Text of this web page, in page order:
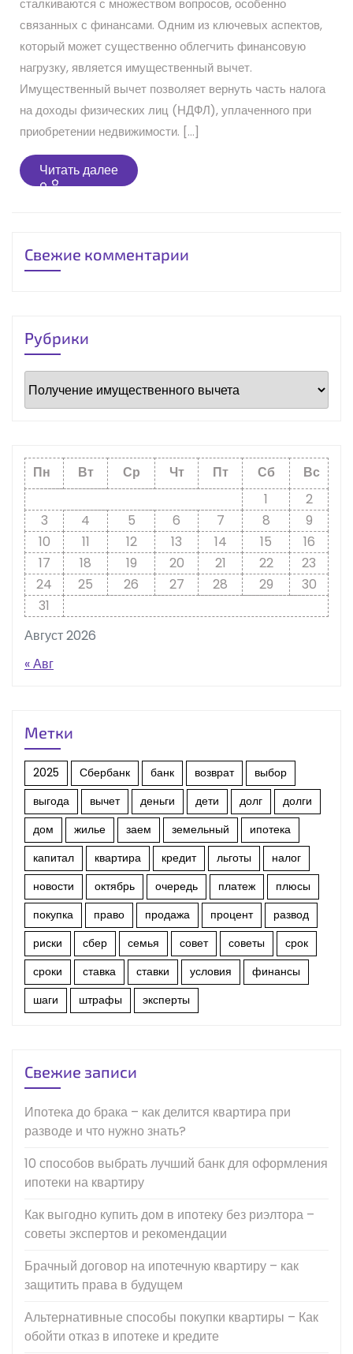
сталкиваются с множеством вопросов, особенно
связанных с финансами. Одним из ключевых аспектов,
который может существенно облегчить финансовую
нагрузку, является имущественный вычет.
Имущественный вычет позволяет вернуть часть налога
на доходы физических лиц (НДФЛ), уплаченного при
приобретении недвижимости. […]
Читать далееЧитать
далее
Свежие комментарии
Рубрики
Рубрики
Август 2026
Пн Вт Ср Чт Пт Сб
Вс
1
2
3
4 5 6 7 8
9
10
11 12 13 14 15
16
17
18 19 20 21 22
23
24
25 26 27 28 29
30
31
« Авг
Метки
2025 Сбербанк банк возврат
выбор
выгода
вычет деньги дети долг
долги
дом
жилье заем земельный
ипотека
капитал
квартира кредит льготы
налог
новости
октябрь очередь платеж
плюсы
покупка
право продажа процент
развод
риски
сбер семья совет советы
срок
сроки
ставка ставки условия
финансы
шаги
штрафы эксперты
Свежие записи
Ипотека до брака – как делится квартира при
разводе и что нужно знать?
10 способов выбрать лучший банк для оформления
ипотеки на квартиру
Как выгодно купить дом в ипотеку без риэлтора –
советы экспертов и рекомендации
Брачный договор на ипотечную квартиру – как
защитить права в будущем
Альтернативные способы покупки квартиры – Как
обойти отказ в ипотеке и кредите